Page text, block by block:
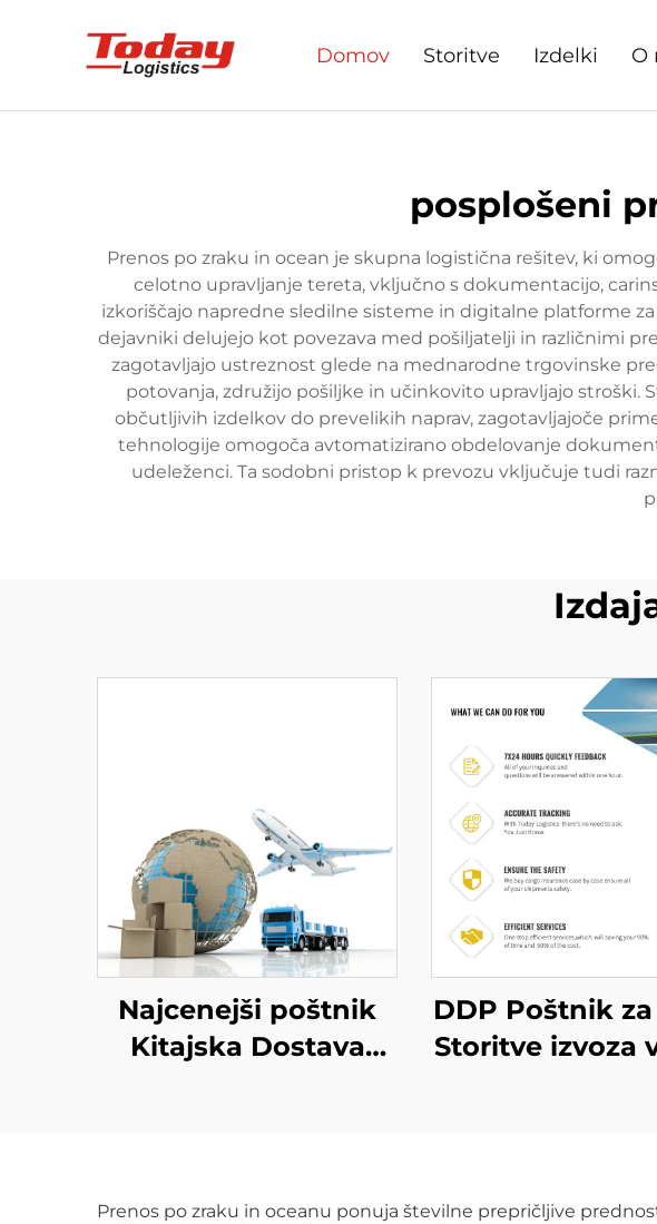
Domov Storitve Izdelki O
posplošeni
Prenos po zraku in ocean je skupna logistična rešitev, ki
celotno upravljanje tereta, vključno s dokumentacijo,
izkoriščajo napredne sledilne sisteme in digitalne platforme
dejavniki delujejo kot povezava med pošiljatelji in različnimi
zagotavljajo ustreznost glede na mednarodne trgovinske
potovanja, združijo pošiljke in učinkovito upravljajo stroški.
občutljivih izdelkov do prevelikih naprav, zagotavljajoče
tehnologije omogoča avtomatizirano obdelovanje
udeleženci. Ta sodobni pristop k prevozu vključuje tudi
Najcenejši poštnik
Kitajska Dostava
DDP Poštnik
Storitve izvoza
Prenos po zraku in oceanu ponuja številne prepričljive